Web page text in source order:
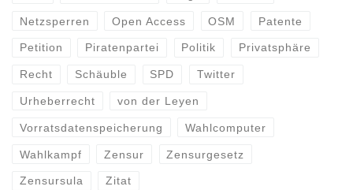
Netzsperren Open Access OSM Patente
Petition Piratenpartei Politik Privatsphäre
Recht Schäuble SPD Twitter
Urheberrecht von der Leyen
Vorratsdatenspeicherung Wahlcomputer
Wahlkampf Zensur Zensurgesetz
Zensursula Zitat